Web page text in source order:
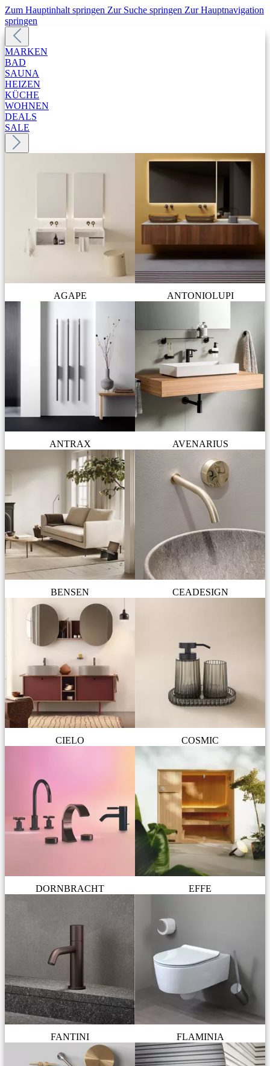
Zum Hauptinhalt springen Zur Suche springen Zur Hauptnavigation
springen
MARKEN
BAD
SAUNA
HEIZEN
KÜCHE
WOHNEN
DEALS
SALE
AGAPE ANTONIOLUPI
ANTRAX AVENARIUS
BENSEN CEADESIGN
CIELO COSMIC
DORNBRACHT EFFE
FANTINI FLAMINIA